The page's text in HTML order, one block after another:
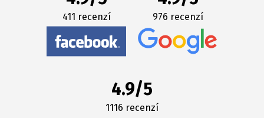
411 recenzí 976 recenzí
4.9/5
1116 recenzí